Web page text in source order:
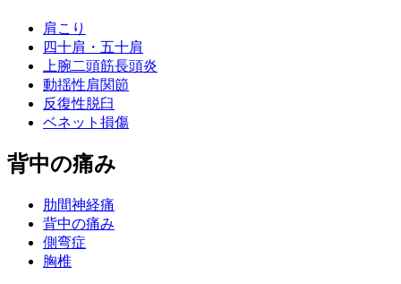
肩こり
四十肩・五十肩
上腕二頭筋長頭炎
動揺性肩関節
反復性脱臼
ベネット損傷
背中の痛み
肋間神経痛
背中の痛み
側弯症
胸椎